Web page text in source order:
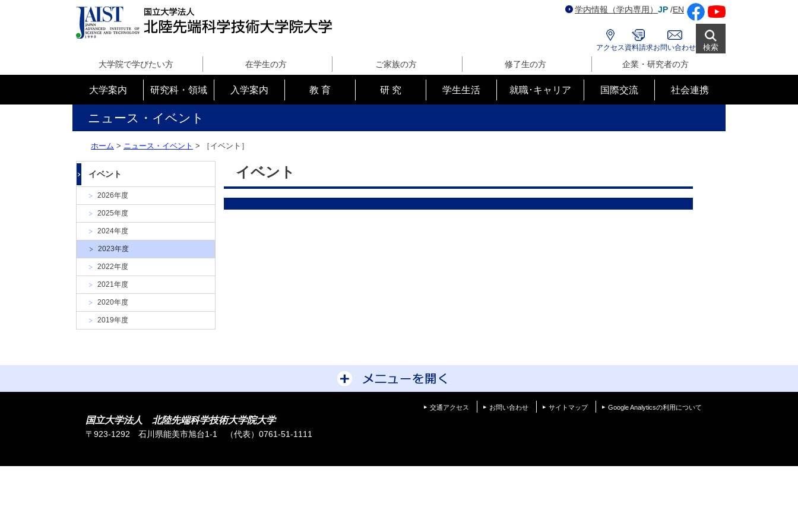
端
科
学
技
学
学内情報（学内専用） JP /EN
アクセス 資料請求お問い合わせ 検索
大学院で学びたい方 在学生の方 ご家族の方 修了生の方 企業・研究者の方
大学案内 研究科・領域 入学案内 教 育 研 究 学生生活 就職･キャリア 国際交流 社会連携
ニュース・イベント
ホーム > ニュース・イベント > ［イベント］
イベント
2026年度
2025年度
2024年度
2023年度
2022年度
2021年度
2020年度
2019年度
イベント
交通アクセス お問い合わせ サイトマップ Google Analyticsの利用について
国立大学法人 北陸先端科学技術大学院大学
〒923-1292 石川県能美市旭台1-1 （代表）0761-51-1111